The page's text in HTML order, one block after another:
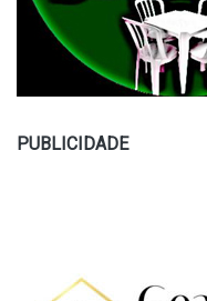
PUBLICIDADE